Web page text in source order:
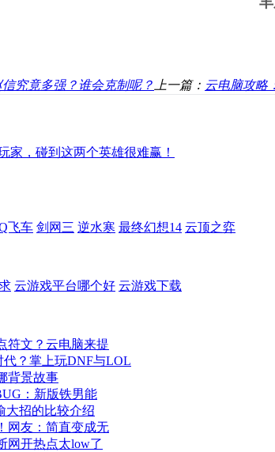
究竟多强？谁会克制呢？ 上一篇： 云电脑攻略
家，碰到这两个英雄很难赢！
飞车 剑网三 逆水寒 最终幻想14 云顶之弈
云游戏平台哪个好 云游戏下载
符文？云电脑来提
代？掌上玩DNF与LOL
背景故事
：新版铁男能
大招的比较介绍
网友：简直变成无
网开热点太low了